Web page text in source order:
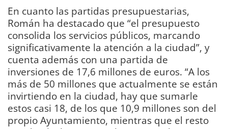
En cuanto las partidas presupuestarias,
Román ha destacado que “el presupuesto
consolida los servicios públicos, marcando
significativamente la atención a la ciudad”, y
cuenta además con una partida de
inversiones de 17,6 millones de euros. “A los
más de 50 millones que actualmente se están
invirtiendo en la ciudad, hay que sumarle
estos casi 18, de los que 10,9 millones son del
propio Ayuntamiento, mientras que el resto